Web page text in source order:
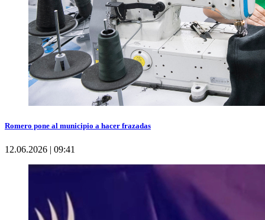
Romero pone al municipio a hacer frazadas
12.06.2026 | 09:41